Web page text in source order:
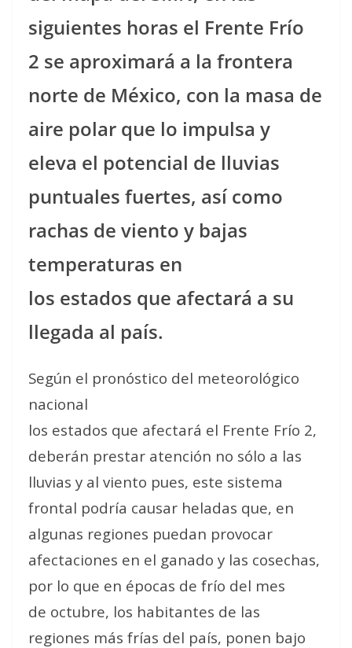
siguientes horas el Frente Frío
2 se aproximará a la frontera
norte de México, con la masa de
aire polar que lo impulsa y
eleva el potencial de lluvias
puntuales fuertes, así como
rachas de viento y bajas
temperaturas en
los estados que afectará a su
llegada al país.
Según el pronóstico del meteorológico
nacional
los estados que afectará el Frente Frío 2,
deberán prestar atención no sólo a las
lluvias y al viento pues, este sistema
frontal podría causar heladas que, en
algunas regiones puedan provocar
afectaciones en el ganado y las cosechas,
por lo que en épocas de frío del mes
de octubre, los habitantes de las
regiones más frías del país, ponen bajo